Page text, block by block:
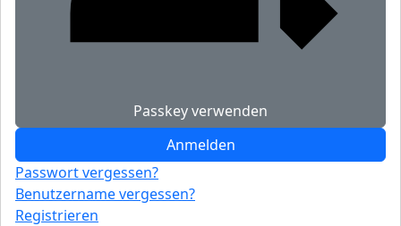
Passkey verwenden
Anmelden
Passwort vergessen?
Benutzername vergessen?
Registrieren